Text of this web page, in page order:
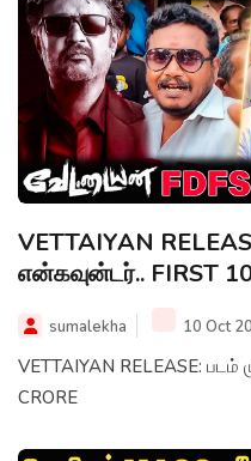
VETTAIYAN
என்கவுன்டர்.. FIRST
sumalekha 10 Oct
VETTAIYAN RELEASE:
CRORE